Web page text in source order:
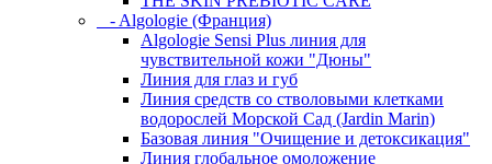
- Algologie (Франция)
Algologie Sensi Plus линия для
чувcтвительной кожи "Дюны"
Линия для глаз и губ
Линия средств со стволовыми клетками
водорослей Морской Сад (Jardin Marin)
Базовая линия "Очищение и детоксикация"
Линия глобальное омоложение